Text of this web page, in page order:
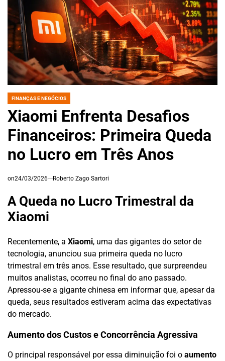
POSTED
FINANÇAS E NEGÓCIOS
Xiaomi Enfrenta Desafios
Financeiros: Primeira Queda
no Lucro em Três Anos
on24/03/2026 Roberto Zago Sartori
A Queda no Lucro Trimestral da
Xiaomi
Recentemente, a Xiaomi, uma das gigantes do setor de
tecnologia, anunciou sua primeira queda no lucro
trimestral em três anos. Esse resultado, que surpreendeu
muitos analistas, ocorreu no final do ano passado.
Apressou-se a gigante chinesa em informar que, apesar da
queda, seus resultados estiveram acima das expectativas
do mercado.
Aumento dos Custos e Concorrência Agressiva
O principal responsável por essa diminuição foi o aumento